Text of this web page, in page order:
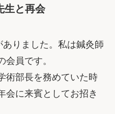
生と再会
りました。私は鍼灸師
会員です。
術部長を務めていた時
会に来賓としてお招き